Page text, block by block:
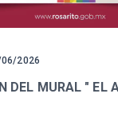
2026
DEL MURAL " EL